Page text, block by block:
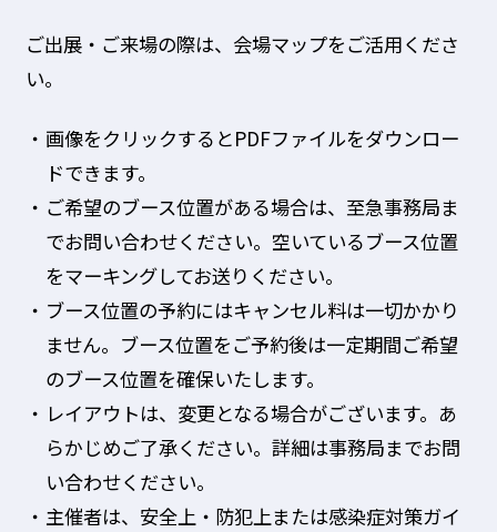
ご出展・ご来場の際は、会場マップをご活用くださ
い。
画像をクリックするとPDFファイルをダウンロー
ドできます。
ご希望のブース位置がある場合は、至急事務局ま
でお問い合わせください。空いているブース位置
をマーキングしてお送りください。
ブース位置の予約にはキャンセル料は一切かかり
ません。ブース位置をご予約後は一定期間ご希望
のブース位置を確保いたします。
レイアウトは、変更となる場合がございます。あ
らかじめご了承ください。詳細は事務局までお問
い合わせください。
主催者は、安全上・防犯上または感染症対策ガイ